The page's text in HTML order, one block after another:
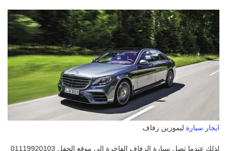
ايجار سيارة ليموزين زفاف
لذلك عندما تصل سيارة الزفاف الفاخرة إلى موقع الحفل 01119920103